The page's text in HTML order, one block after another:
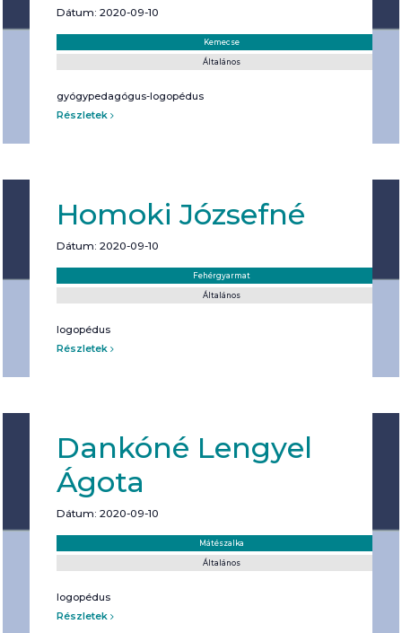
Dátum: 2020-09-10
Kemecse
Általános
gyógypedagógus-logopédus
Részletek
Homoki Józsefné
Dátum: 2020-09-10
Fehérgyarmat
Általános
logopédus
Részletek
Dankóné Lengyel
Ágota
Dátum: 2020-09-10
Mátészalka
Általános
logopédus
Részletek